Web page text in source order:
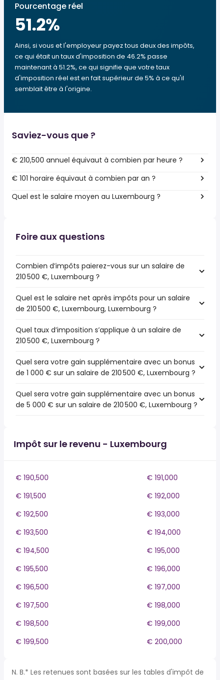
Pourcentage réel
51.2%
Ainsi, si vous et l'employeur payez tous deux des impôts,
ce qui était un taux d'imposition de 46.2% passe
maintenant à 51.2%, ce qui signifie que votre taux
d'imposition réel est en fait supérieur de 5% à ce qu'il
semblait être à l'origine.
Saviez-vous que ?
€ 210,500 annuel équivaut à combien par heure ?
€ 101 horaire équivaut à combien par an ?
Quel est le salaire moyen au Luxembourg ?
Foire aux questions
Combien d’impôts paierez-vous sur un salaire de
210 500 €, Luxembourg ?
Quel est le salaire net après impôts pour un salaire
de 210 500 €, Luxembourg, Luxembourg ?
Quel taux d’imposition s’applique à un salaire de
210 500 €, Luxembourg ?
Quel sera votre gain supplémentaire avec un bonus
de 1 000 € sur un salaire de 210 500 €, Luxembourg ?
Quel sera votre gain supplémentaire avec un bonus
de 5 000 € sur un salaire de 210 500 €, Luxembourg ?
Impôt sur le revenu - Luxembourg
€ 190,500
€ 191,000
€ 191,500
€ 192,000
€ 192,500
€ 193,000
€ 193,500
€ 194,000
€ 194,500
€ 195,000
€ 195,500
€ 196,000
€ 196,500
€ 197,000
€ 197,500
€ 198,000
€ 198,500
€ 199,000
€ 199,500
€ 200,000
N. B.* Les retenues sont basées sur les tables d'impôt de